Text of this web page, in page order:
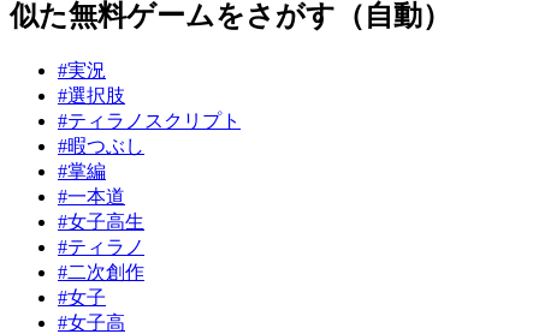
似た無料ゲームをさがす（自動）
#実況
#選択肢
#ティラノスクリプト
#暇つぶし
#掌編
#一本道
#女子高生
#ティラノ
#二次創作
#女子
#女子高